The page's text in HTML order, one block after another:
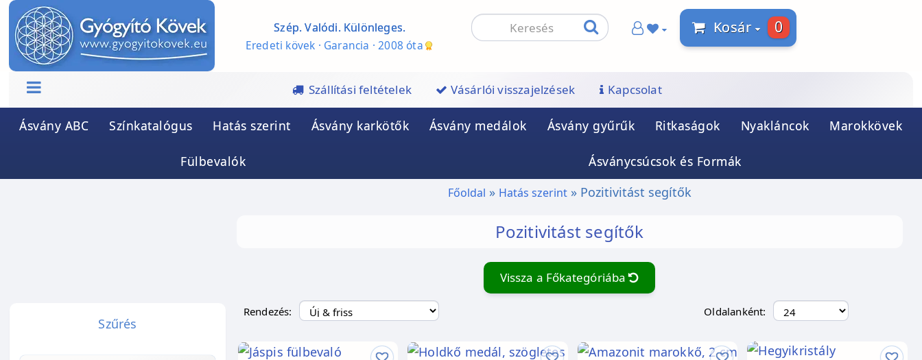
Szép. Valódi. Különleges.
Eredeti kövek · Garancia · 2008 óta
Kosár 0
Szállítási feltételek Vásárlói visszajelzések Kapcsolat
Ásvány ABC Színkatalógus Hatás szerint Ásvány karkötők Ásvány medálok Ásvány gyűrűk Ritkaságok Nyakláncok Marokkövek
Fülbevalók Ásványcsúcsok és Formák
Szűrés
Főoldal Hatás szerint Pozitivitást segítők
Pozitivitást segítők
Vissza a Főkategóriába
Rendezés: Oldalanként: